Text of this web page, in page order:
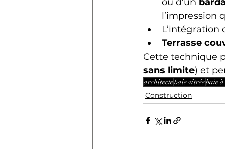
l’impression
L’intégration
Terrasse
Cette technique
sans limite) et
architectebaie vitréebaie
Construction